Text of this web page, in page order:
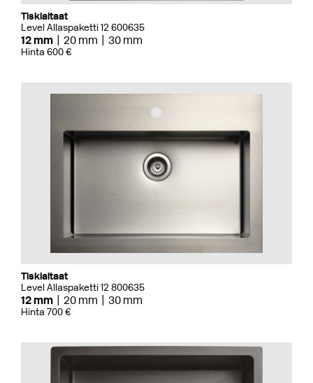
Tiskialtaat
Level Allaspaketti 12 600635
12 mm 20 mm 30 mm
Hinta 600 €
Tiskialtaat
Level Allaspaketti 12 800635
12 mm 20 mm 30 mm
Hinta 700 €